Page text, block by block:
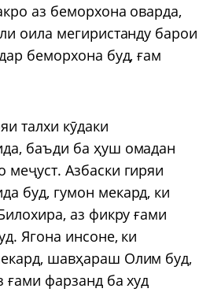
аз беморхона оварда,
оила мегиристанду барои
беморхона буд, ғам
талхи кӯдаки
баъди ба ҳуш омадан
Азбаски гиряи
буд, гумон мекард, ки
аз фикру ғами
Ягона инсоне, ки
шавҳараш Олим буд,
ғами фарзанд ба худ